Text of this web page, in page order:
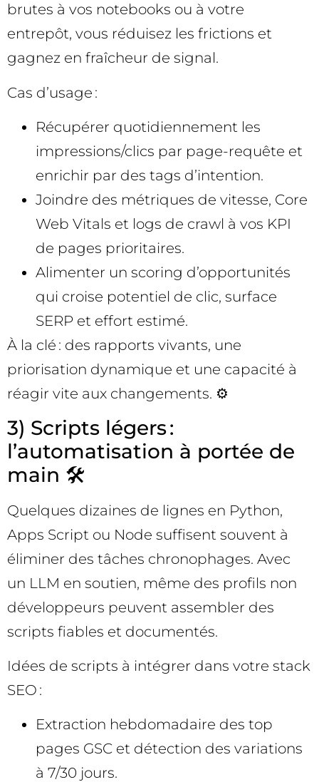
brutes à vos notebooks ou à votre
entrepôt, vous réduisez les frictions et
gagnez en fraîcheur de signal.
Cas d’usage :
Récupérer quotidiennement les
impressions/clics par page-requête et
enrichir par des tags d’intention.
Joindre des métriques de vitesse, Core
Web Vitals et logs de crawl à vos KPI
de pages prioritaires.
Alimenter un scoring d’opportunités
qui croise potentiel de clic, surface
SERP et effort estimé.
À la clé : des rapports vivants, une
priorisation dynamique et une capacité à
réagir vite aux changements. ⚙️
3) Scripts légers :
l’automatisation à portée de
main 🛠️
Quelques dizaines de lignes en Python,
Apps Script ou Node suffisent souvent à
éliminer des tâches chronophages. Avec
un LLM en soutien, même des profils non
développeurs peuvent assembler des
scripts fiables et documentés.
Idées de scripts à intégrer dans votre stack
SEO :
Extraction hebdomadaire des top
pages GSC et détection des variations
à 7/30 jours.